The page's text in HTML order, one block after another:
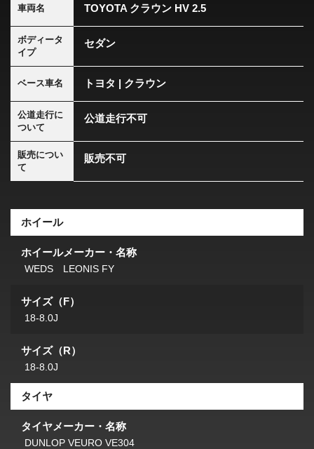
車両名 TOYOTA クラウン HV 2.5
ボディータ
イプ
セダン
ベース車名 トヨタ | クラウン
公道走行に
ついて
公道走行不可
販売につい
て
販売不可
ホイール
ホイールメーカー・名称
WEDS LEONIS FY
サイズ（F）
18-8.0J
サイズ（R）
18-8.0J
タイヤ
タイヤメーカー・名称
DUNLOP VEURO VE304